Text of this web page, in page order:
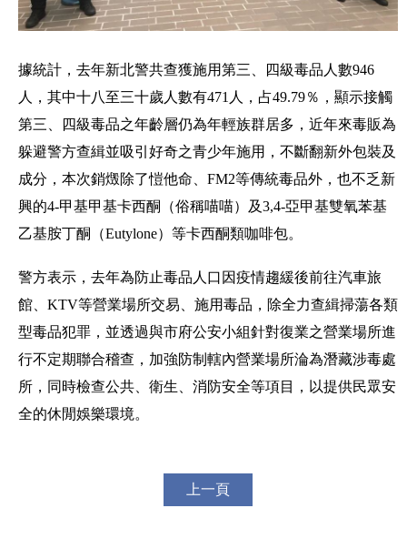
據統計，去年新北警共查獲施用第三、四級毒品人數946
人，其中十八至三十歲人數有471人，占49.79％，顯示接觸
第三、四級毒品之年齡層仍為年輕族群居多，近年來毒販為
躲避警方查緝並吸引好奇之青少年施用，不斷翻新外包裝及
成分，本次銷燬除了愷他命、FM2等傳統毒品外，也不乏新
興的4-甲基甲基卡西酮（俗稱喵喵）及3,4-亞甲基雙氧苯基
乙基胺丁酮（Eutylone）等卡西酮類咖啡包。
警方表示，去年為防止毒品人口因疫情趨緩後前往汽車旅
館、KTV等營業場所交易、施用毒品，除全力查緝掃蕩各類
型毒品犯罪，並透過與市府公安小組針對復業之營業場所進
行不定期聯合稽查，加強防制轄內營業場所淪為潛藏涉毒處
所，同時檢查公共、衛生、消防安全等項目，以提供民眾安
全的休閒娛樂環境。
上一頁